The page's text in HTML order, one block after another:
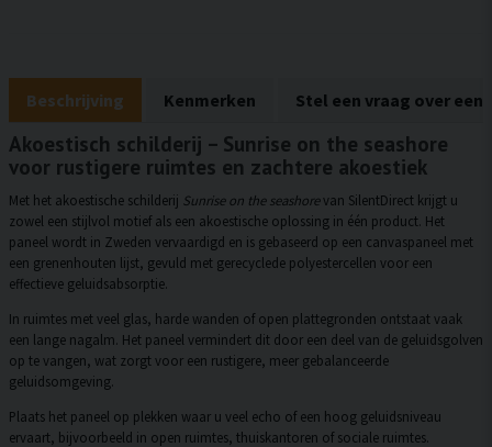
Beschrijving Kenmerken Stel een vraag over een
Akoestisch schilderij – Sunrise on the seashore
voor rustigere ruimtes en zachtere akoestiek
Met het akoestische schilderij Sunrise on the seashorevan SilentDirect krijgt u
zowel een stijlvol motief als een akoestische oplossing in één product. Het
paneel wordt in Zweden vervaardigd en is gebaseerd op een canvaspaneel met
een grenenhouten lijst, gevuld met gerecyclede polyestercellen voor een
effectieve geluidsabsorptie.
In ruimtes met veel glas, harde wanden of open plattegronden ontstaat vaak
een lange nagalm. Het paneel vermindert dit door een deel van de geluidsgolven
op te vangen, wat zorgt voor een rustigere, meer gebalanceerde
geluidsomgeving.
Plaats het paneel op plekken waar u veel echo of een hoog geluidsniveau
ervaart, bijvoorbeeld in open ruimtes, thuiskantoren of sociale ruimtes.